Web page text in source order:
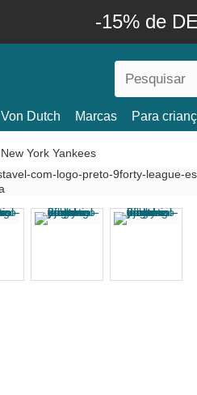
-15% de
Von Dutch Marcas Para
New York Yankees